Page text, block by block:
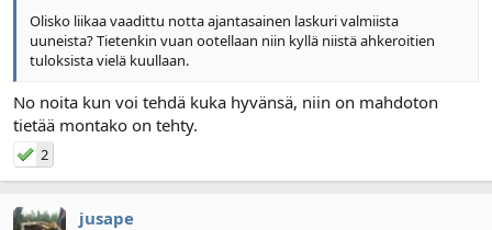
Olisko liikaa vaadittu notta ajantasainen laskuri valmiista
uuneista? Tietenkin vuan ootellaan niin kyllä niistä ahkeroitien
tuloksista vielä kuullaan.
No noita kun voi tehdä kuka hyvänsä, niin on mahdoton
tietää montako on tehty.
2
jusape